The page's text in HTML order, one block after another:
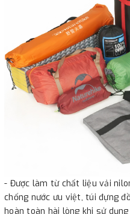
- Được làm từ chất liệu vải
chống nước ưu việt, túi đựng
hoàn toàn hài lòng khi sử